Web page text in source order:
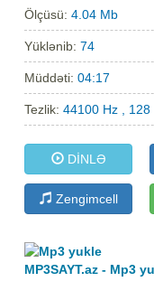
Ölçüsü:4.04 Mb
Yüklənib:74
Müddəti:04:17
Tezlik:44100 Hz , 128
DİNLƏ
Zengimcell
MP3SAYT.az - Mp3